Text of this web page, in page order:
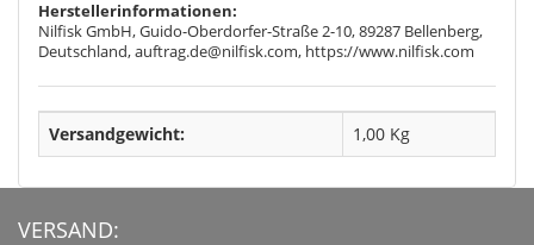
Herstellerinformationen:
Nilfisk GmbH, Guido-Oberdorfer-Straße 2-10, 89287 Bellenberg,
Deutschland, auftrag.de@nilfisk.com, https://www.nilfisk.com
Versandgewicht: 1,00 Kg
VERSAND: